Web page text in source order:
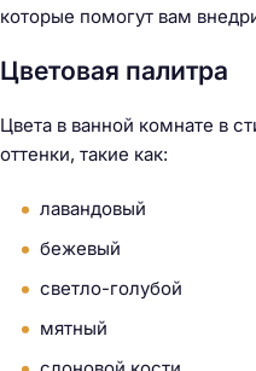
которые помогут вам
Цветовая палитра
Цвета в ванной комнате в
оттенки, такие как:
лавандовый
бежевый
светло-голубой
мятный